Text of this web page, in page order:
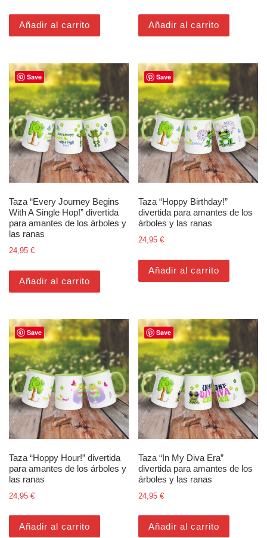
Añadir al carrito Añadir al carrito
Save
Taza “Every Journey Begins
With A Single Hop!” divertida
para amantes de los árboles y
las ranas
24,95 €
Añadir al carrito
Save
Taza “Hoppy Birthday!”
divertida para amantes de los
árboles y las ranas
24,95€
Añadir al carrito
Save
Taza “Hoppy Hour!” divertida
para amantes de los árboles y
las ranas
24,95 €
Añadir al carrito
Save
Taza “In My Diva Era”
divertida para amantes de los
árboles y las ranas
24,95€
Añadir al carrito